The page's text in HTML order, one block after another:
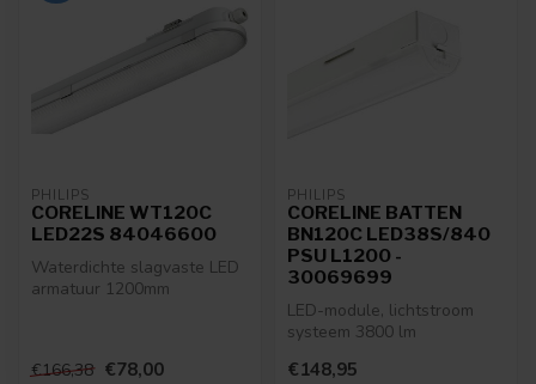
PHILIPS
CORELINE WT120C
LED22S 84046600
Waterdichte slagvaste LED
armatuur 1200mm
€166,38 €78,00
PHILIPS
CORELINE BATTEN
BN120C LED38S/840
PSU L1200 -
30069699
LED-module, lichtstroom
systeem 3800 lm
€148,95